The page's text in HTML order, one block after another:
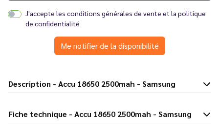
J'accepte les conditions générales de vente et la politique
de confidentialité
Me notifier de la disponibilité
Description - Accu 18650 2500mah - Samsung
Fiche technique - Accu 18650 2500mah - Samsung